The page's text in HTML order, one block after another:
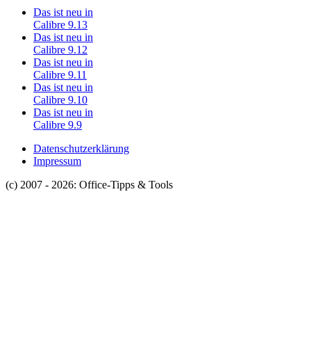
Das ist neu in
Calibre 9.13
Das ist neu in
Calibre 9.12
Das ist neu in
Calibre 9.11
Das ist neu in
Calibre 9.10
Das ist neu in
Calibre 9.9
Datenschutzerklärung
Impressum
(c) 2007 - 2026: Office-Tipps & Tools